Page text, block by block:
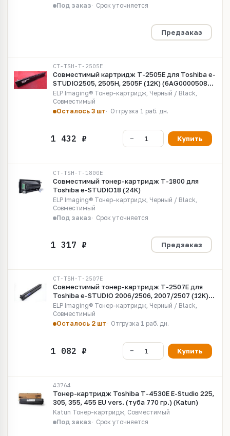
Под заказ
Срок уточняется
Предзаказ
CT-TSH-T-2505E
Совместимый картридж T-2505E для Toshiba e-
STUDIO2505, 2505H, 2505F (12K) (6AG00005084,
6AJ00000156, 6AJ00000187)
ELP Imaging® Тонер-картридж, Черный / Black,
Совместимый
Осталось 3 шт
Отгрузка 1 раб. дн.
Купить
CT-TSH-T-1800E
Совместимый тонер-картридж T-1800 для
Toshiba e-STUDIO18 (24K)
ELP Imaging® Тонер-картридж, Черный / Black,
Совместимый
Под заказ
Срок уточняется
Предзаказ
CT-TSH-T-2507E
Совместимый тонер-картридж T-2507E для
Toshiba e-STUDIO 2006/2506, 2007/2507 (12K)
(6AG00005086 Compatible)
ELP Imaging® Тонер-картридж, Черный / Black,
Совместимый
Осталось 2 шт
Отгрузка 1 раб. дн.
Купить
43764
Тонер-картридж Toshiba T-4530E E-Studio 225,
305, 355, 455 EU vers. (туба 770 гр.) (Katun)
Katun Тонер-картридж, Совместимый
Под заказ
Срок уточняется